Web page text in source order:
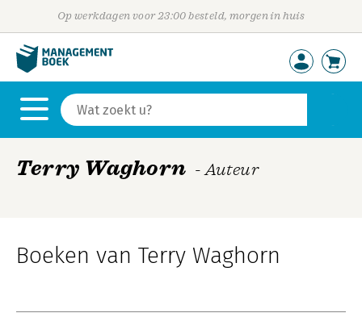
Op werkdagen voor 23:00 besteld, morgen in huis
Terry Waghorn - Auteur
Boeken van Terry Waghorn